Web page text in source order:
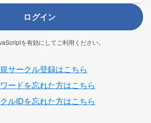
ログイン
を有効にしてご利用ください。
サークル登録はこちら
ードを忘れた方はこちら
ルIDを忘れた方はこちら